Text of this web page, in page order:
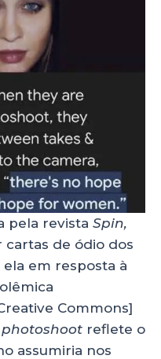
pela revista Spin,
cartas de ódio dos
em resposta à
Commons]
photoshoot reflete o
assumiria nos